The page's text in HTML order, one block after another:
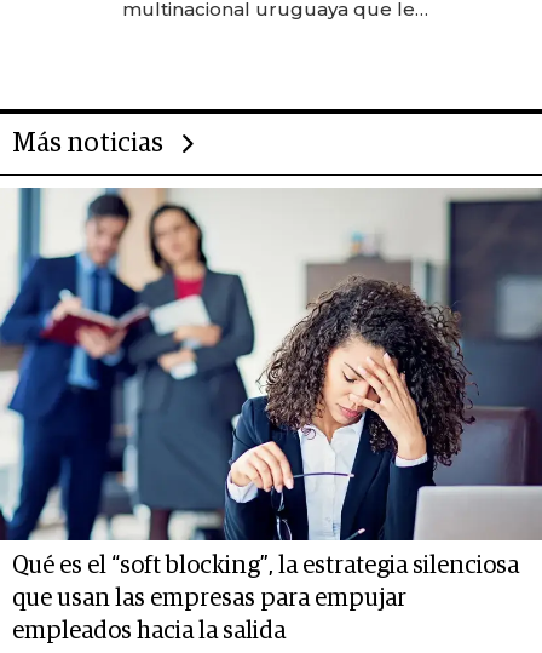
multinacional uruguaya que le
Más noticias
Qué es el “soft blocking”, la estrategia silenciosa
que usan las empresas para empujar
empleados hacia la salida